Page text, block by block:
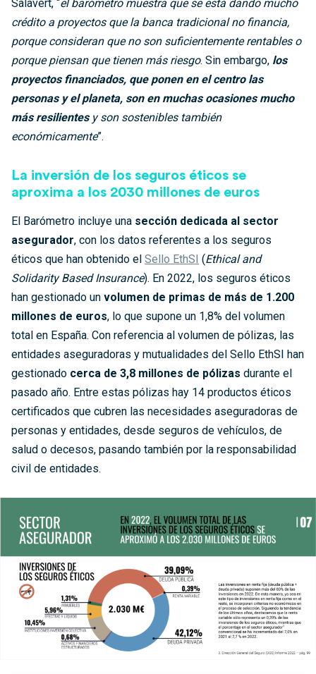
Salavert, “el barómetro muestra que se está dando mucho
crédito a proyectos que la banca tradicional no financia,
porque consideran que no son suficientemente rentables o
porque piensan que tienen más riesgo. Sin embargo, los
proyectos financiados, que ponen en el centro las
personas y el planeta, son en muchas ocasiones mucho
más resilientesy son sostenibles también
económicamente”.
La inversión de los seguros éticos se
aproxima a los 2030 millones de euros
El Barómetro incluye una sección dedicada al sector
asegurador, con los datos referentes a los seguros
éticos que han obtenido el Sello EthSI (Ethical and
Solidarity Based Insurance). En 2022, los seguros éticos
han gestionado un volumen de primas de más de 1.200
millones de euros, lo que supone un 1,8% del volumen
total en España. Con referencia al volumen de pólizas, las
entidades aseguradoras y mutualidades del Sello EthSI han
gestionado cerca de 3,8 millones de pólizas durante el
pasado año. Entre estas pólizas hay 14 productos éticos
certificados que cubren las necesidades aseguradoras de
personas y entidades, desde seguros de vehículos, de
salud o decesos, pasando también por la responsabilidad
civil de entidades.